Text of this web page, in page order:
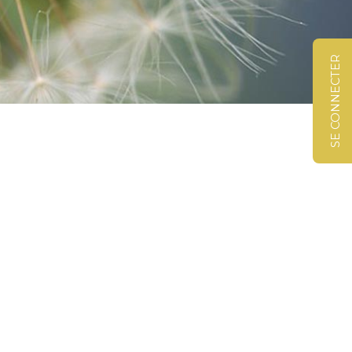
SE CONNECTER
©